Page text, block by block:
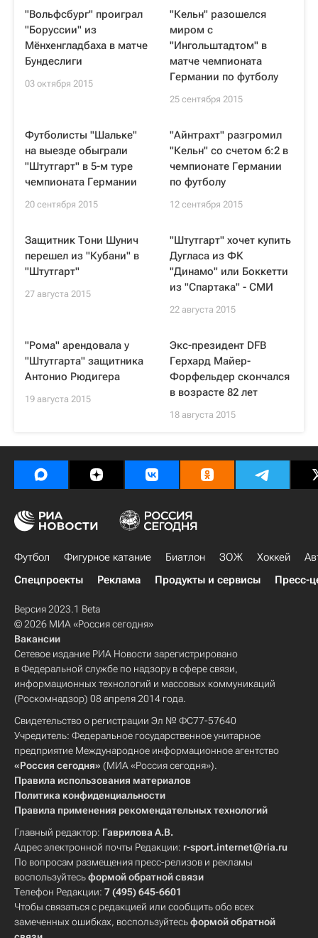
"Вольфсбург" проиграл
"Боруссии" из
Мёнхенгладбаха в матче
Бундеслиги
03 октября 2015
"Кельн" разошелся
миром с
"Ингольштадтом" в
матче чемпионата
Германии по футболу
25 сентября 2015
Футболисты "Шальке"
на выезде обыграли
"Штутгарт" в 5-м туре
чемпионата Германии
20 сентября 2015
"Айнтрахт" разгромил
"Кельн" со счетом 6:2 в
чемпионате Германии
по футболу
12 сентября 2015
Защитник Тони Шунич
перешел из "Кубани" в
"Штутгарт"
27 августа 2015
"Штутгарт" хочет купить
Дугласа из ФК
"Динамо" или Боккетти
из "Спартака" - СМИ
22 августа 2015
"Рома" арендовала у
"Штутгарта" защитника
Антонио Рюдигера
19 августа 2015
Экс-президент DFB
Герхард Майер-
Форфельдер скончался
в возрасте 82 лет
18 августа 2015
Футбол Фигурное катание Биатлон ЗОЖ Хоккей
Спецпроекты
Реклама Продукты и сервисы Пресс-
Версия 2023.1 Beta
© 2026 МИА «Россия сегодня»
Вакансии
Сетевое издание РИА Новости зарегистрировано
в Федеральной службе по надзору в сфере связи,
информационных технологий и массовых коммуникаций
(Роскомнадзор) 08 апреля 2014 года.
Свидетельство о регистрации Эл № ФС77-57640
Учредитель: Федеральное государственное унитарное
предприятие Международное информационное агентство
«Россия сегодня» (МИА «Россия сегодня»).
Правила использования материалов
Политика конфиденциальности
Правила применения рекомендательных технологий
Главный редактор: Гаврилова А.В.
Адрес электронной почты Редакции: r-sport.internet@ria.ru
По вопросам размещения пресс-релизов и рекламы
воспользуйтесьформой обратной связи
Телефон Редакции: 7 (495) 645-6601
Чтобы связаться с редакцией или сообщить обо всех
замеченных ошибках, воспользуйтесьформой обратной